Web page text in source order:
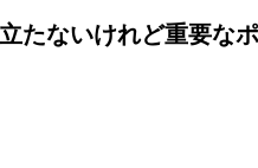
たないけれど重要な